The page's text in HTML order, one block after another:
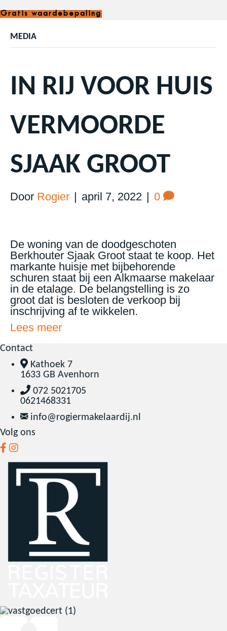
Gratis waardebepaling
MEDIA
IN RIJ VOOR HUIS
VERMOORDE
SJAAK GROOT
Door Rogier | april 7, 2022 | 0
De woning van de doodgeschoten
Berkhouter Sjaak Groot staat te koop. Het
markante huisje met bijbehorende
schuren staat bij een Alkmaarse makelaar
in de etalage. De belangstelling is zo
groot dat is besloten de verkoop bij
inschrijving af te wikkelen.
Lees meer
Contact
Kathoek 7
1633 GB Avenhorn
072 5021705
0621468331
info@rogiermakelaardij.nl
Volg ons
F